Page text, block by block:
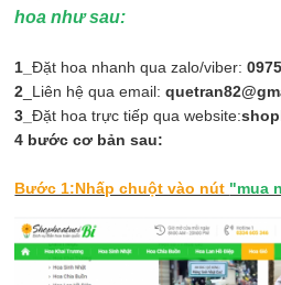
hoa như sau:
1_Đặt hoa nhanh qua zalo/viber:
2 _Liên hệ qua email:
3_Đặt hoa trực tiếp qua website:
4 bước cơ bản sau:
Bước 1:Nhấp chuột vào nút "mua